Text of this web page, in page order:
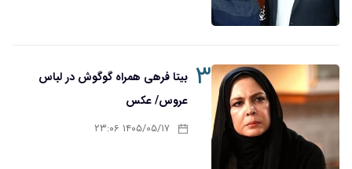
۳ بیتا فرهی همراه گوگوش در لباس
عروس/ عکس
۱۴۰۵/۰۵/۱۷ ۲۳:۰۶